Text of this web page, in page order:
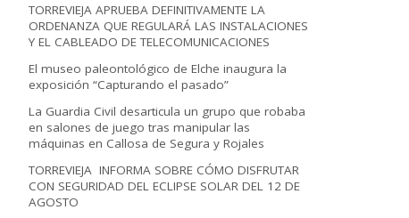
TORREVIEJA APRUEBA DEFINITIVAMENTE LA
ORDENANZA QUE REGULARÁ LAS INSTALACIONES
Y EL CABLEADO DE TELECOMUNICACIONES
El museo paleontológico de Elche inaugura la
exposición “Capturando el pasado”
La Guardia Civil desarticula un grupo que robaba
en salones de juego tras manipular las
máquinas en Callosa de Segura y Rojales
TORREVIEJA INFORMA SOBRE CÓMO DISFRUTAR
CON SEGURIDAD DEL ECLIPSE SOLAR DEL 12 DE
AGOSTO